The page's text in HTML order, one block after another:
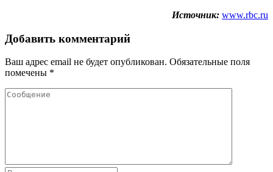
Источник: www.rbc.ru
Добавить комментарий
Ваш адрес email не будет опубликован. Обязательные поля
помечены *